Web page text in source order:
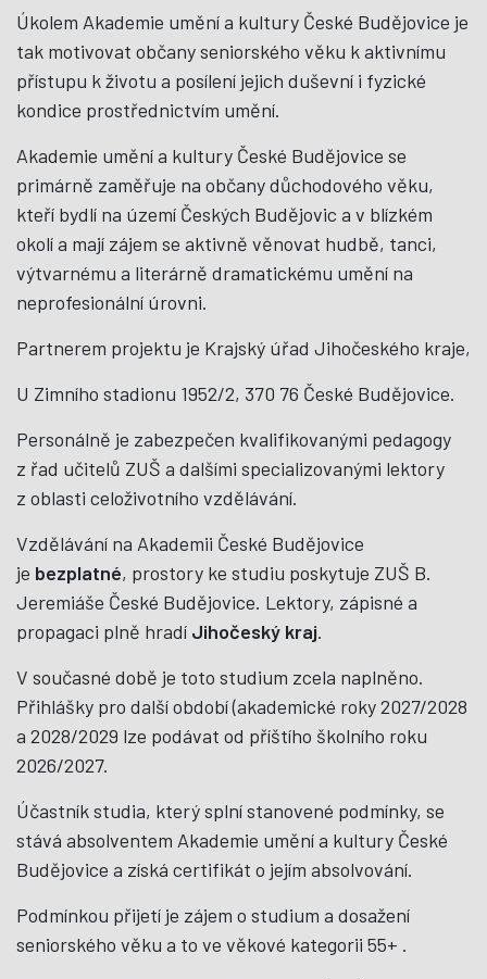
Úkolem Akademie umění a kultury České Budějovice je
tak motivovat občany seniorského věku k aktivnímu
přístupu k životu a posílení jejich duševní i fyzické
kondice prostřednictvím umění.
Akademie umění a kultury České Budějovice se
primárně zaměřuje na občany důchodového věku,
kteří bydlí na území Českých Budějovic a v blízkém
okolí a mají zájem se aktivně věnovat hudbě, tanci,
výtvarnému a literárně dramatickému umění na
neprofesionální úrovni.
Partnerem projektu je Krajský úřad Jihočeského kraje,
U Zimního stadionu 1952/2, 370 76 České Budějovice.
Personálně je zabezpečen kvalifikovanými pedagogy
z řad učitelů ZUŠ a dalšími specializovanými lektory
z oblasti celoživotního vzdělávání.
Vzdělávání na Akademii České Budějovice
je bezplatné, prostory ke studiu poskytuje ZUŠ B.
Jeremiáše České Budějovice. Lektory, zápisné a
propagaci plně hradí Jihočeský kraj.
V současné době je toto studium zcela naplněno.
Přihlášky pro další období (akademické roky 2027/2028
a 2028/2029 lze podávat od příštího školního roku
2026/2027.
Účastník studia, který splní stanovené podmínky, se
stává absolventem Akademie umění a kultury České
Budějovice a získá certifikát o jejím absolvování.
Podmínkou přijetí je zájem o studium a dosažení
seniorského věku a to ve věkové kategorii 55+ .